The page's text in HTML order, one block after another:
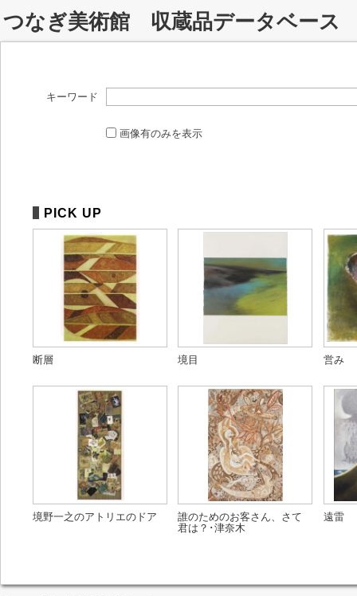
つなぎ美術館 収蔵品データベース
キーワード
画像有のみを表示
PICK UP
断層 境目 営み
境野一之のアトリエのドア
誰のためのお客さん、さて
君は？･津奈木
遠雷